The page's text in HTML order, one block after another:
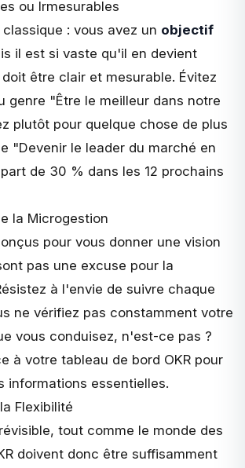
ou Irmesurables
: vous avez un objectif
il est si vaste qu'il en devient
doit être clair et mesurable. Évitez
genre "Être le meilleur dans notre
plutôt pour quelque chose de plus
"Devenir le leader du marché en
de 30 % dans les 12 prochains
la Microgestion
pour vous donner une vision
pas une excuse pour la
à l'envie de suivre chaque
ne vérifiez pas constamment votre
vous conduisez, n'est-ce pas ?
à votre tableau de bord OKR pour
informations essentielles.
Flexibilité
tout comme le monde des
doivent donc être suffisamment